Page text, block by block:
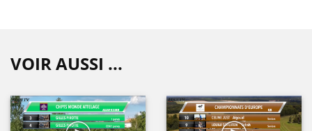
VOIR AUSSI ...